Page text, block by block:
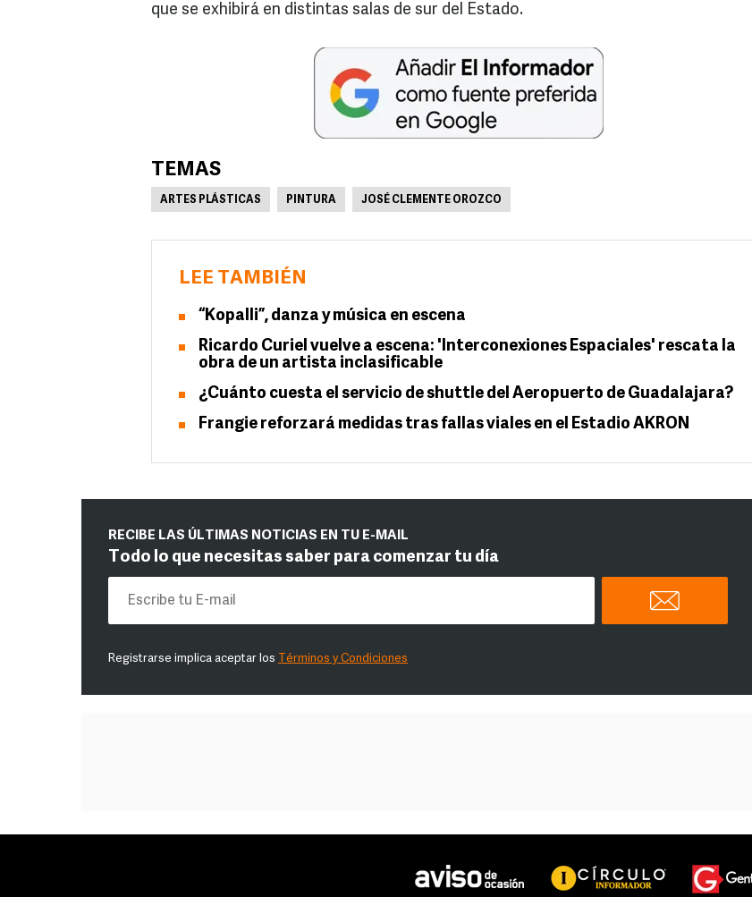
que se exhibirá en distintas salas de sur del Estado.
TEMAS
ARTES PLÁSTICAS PINTURA JOSÉ CLEMENTE OROZCO
LEE TAMBIÉN
“Kopalli”, danza y música en escena
Ricardo Curiel vuelve a escena: 'Interconexiones Espaciales' rescata la
obra de un artista inclasificable
¿Cuánto cuesta el servicio de shuttle del Aeropuerto de Guadalajara?
Frangie reforzará medidas tras fallas viales en el Estadio AKRON
RECIBE LAS ÚLTIMAS NOTICIAS EN TU E-MAIL
Todo lo que necesitas saber para comenzar tu día
Registrarse implica aceptar los Términos y Condiciones